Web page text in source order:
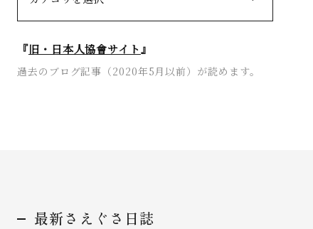
『旧・日本人協會サイト』
過去のブログ記事（2020年5月以前）が読めます。
最新さえぐさ日誌